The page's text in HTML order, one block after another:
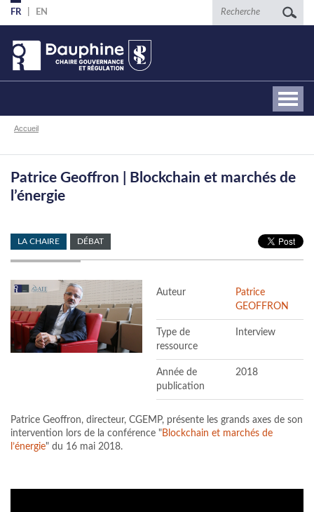
Aller
au
contenu
principal
FR EN Recherche
Fil
Accueil
Patrice Geoffron | Blockchain et marchés de
l’énergie
LA CHAIRE DÉBAT
Auteur
Patrice
GEOFFRON
Type de
ressource
Interview
Année de
publication
2018
Patrice Geoffron, directeur, CGEMP, présente les grands axes de son
intervention lors de la conférence "Blockchain et marchés de
l’énergie" du 16 mai 2018.